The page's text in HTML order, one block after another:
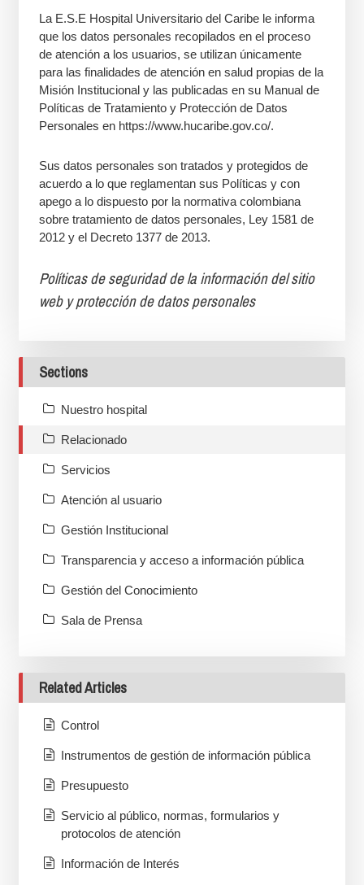
La E.S.E Hospital Universitario del Caribe le informa
que los datos personales recopilados en el proceso
de atención a los usuarios, se utilizan únicamente
para las finalidades de atención en salud propias de la
Misión Institucional y las publicadas en su Manual de
Políticas de Tratamiento y Protección de Datos
Personales en https://www.hucaribe.gov.co/.
Sus datos personales son tratados y protegidos de
acuerdo a lo que reglamentan sus Políticas y con
apego a lo dispuesto por la normativa colombiana
sobre tratamiento de datos personales, Ley 1581 de
2012 y el Decreto 1377 de 2013.
Políticas de seguridad de la información del sitio
web y protección de datos personales
Sections
Nuestro hospital
Relacionado
Servicios
Atención al usuario
Gestión Institucional
Transparencia y acceso a información pública
Gestión del Conocimiento
Sala de Prensa
Related Articles
Control
Instrumentos de gestión de información pública
Presupuesto
Servicio al público, normas, formularios y
protocolos de atención
Información de Interés